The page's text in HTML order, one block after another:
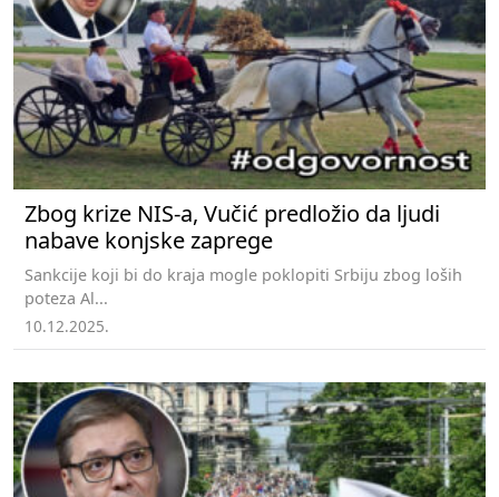
Zbog krize NIS-a, Vučić predložio da ljudi
nabave konjske zaprege
Sankcije koji bi do kraja mogle poklopiti Srbiju zbog loših
poteza Al...
10.12.2025.